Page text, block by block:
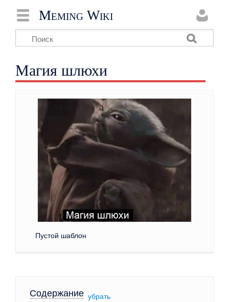
Meming Wiki
Магия шлюхи
Пустой шаблон
Содержание[ убрать]